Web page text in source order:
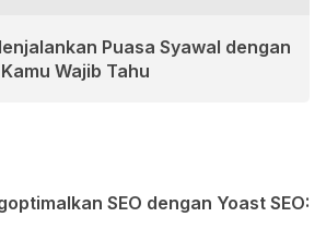
Puasa Syawal dengan
Wajib Tahu
SEO dengan Yoast SEO: